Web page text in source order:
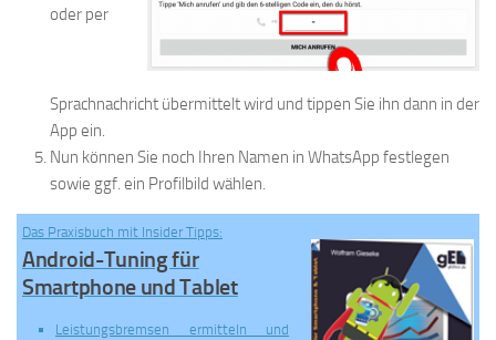
oder per
Sprachnachricht übermittelt wird und tippen Sie ihn dann in der
App ein.
Nun können Sie noch Ihren Namen in WhatsApp festlegen
sowie ggf. ein Profilbild wählen.
Das Praxisbuch mit Insider Tipps:
Android-Tuning für
Smartphone und Tablet
Leistungsbremsen ermitteln und